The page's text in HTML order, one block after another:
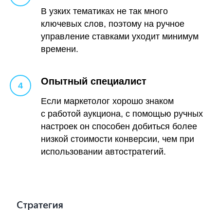
В узких тематиках не так много
ключевых слов, поэтому на ручное
управление ставками уходит минимум
времени.
Опытный специалист
Если маркетолог хорошо знаком
с работой аукциона, с помощью ручных
настроек он способен добиться более
низкой стоимости конверсии, чем при
использовании автостратегий.